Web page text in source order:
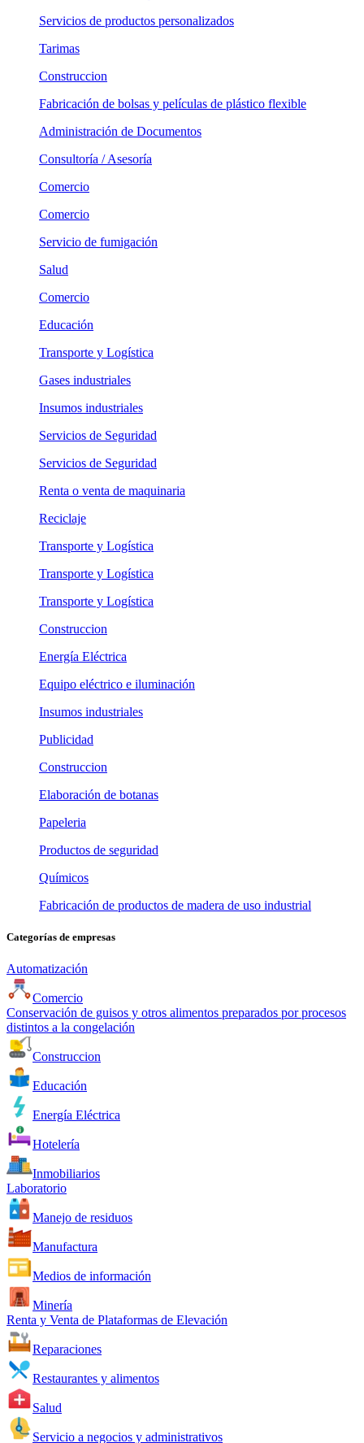
Servicios de productos personalizados
Tarimas
Construccion
Fabricación de bolsas y películas de plástico flexible
Administración de Documentos
Consultoría / Asesoría
Comercio
Comercio
Servicio de fumigación
Salud
Comercio
Educación
Transporte y Logística
Gases industriales
Insumos industriales
Servicios de Seguridad
Servicios de Seguridad
Renta o venta de maquinaria
Reciclaje
Transporte y Logística
Transporte y Logística
Transporte y Logística
Construccion
Energía Eléctrica
Equipo eléctrico e iluminación
Insumos industriales
Publicidad
Construccion
Elaboración de botanas
Papeleria
Productos de seguridad
Químicos
Fabricación de productos de madera de uso industrial
Categorías de empresas
Automatización
Comercio
Conservación de guisos y otros alimentos preparados por procesos
distintos a la congelación
Construccion
Educación
Energía Eléctrica
Hotelería
Inmobiliarios
Laboratorio
Manejo de residuos
Manufactura
Medios de información
Minería
Renta y Venta de Plataformas de Elevación
Reparaciones
Restaurantes y alimentos
Salud
Servicio a negocios y administrativos